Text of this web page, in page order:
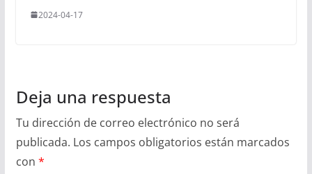
2024-04-17
Deja una respuesta
Tu dirección de correo electrónico no será
publicada. Los campos obligatorios están marcados
con *